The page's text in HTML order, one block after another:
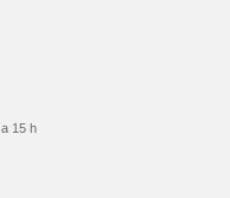
15 h